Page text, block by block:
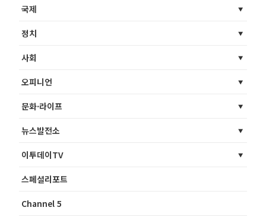
국제
정치
사회
오피니언
문화·라이프
뉴스발전소
이투데이TV
스페셜리포트
Channel 5